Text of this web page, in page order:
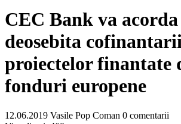
CEC Bank va
deosebita
proiectelor finantate
fonduri europene
12.06.2019 Vasile Pop Coman 0 comentarii